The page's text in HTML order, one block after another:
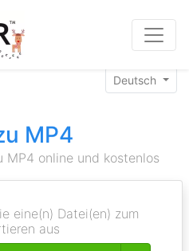
Deutsch
MP4
MP4 online und kostenlos
eine(n) Datei(en) zum
aus